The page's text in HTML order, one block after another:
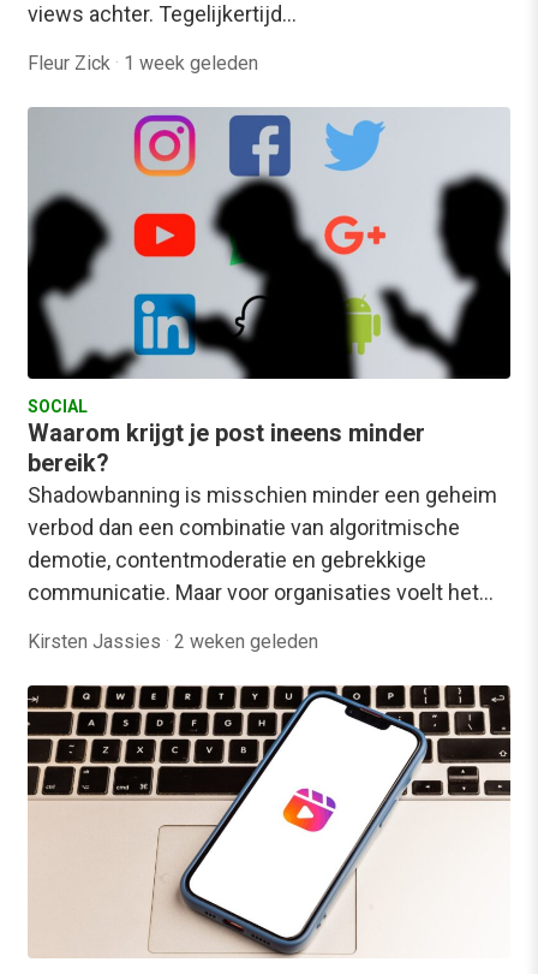
views achter. Tegelijkertijd…
Fleur Zick · 1 week geleden
SOCIAL
Waarom krijgt je post ineens minder
bereik?
Shadowbanning is misschien minder een geheim
verbod dan een combinatie van algoritmische
demotie, contentmoderatie en gebrekkige
communicatie. Maar voor organisaties voelt het…
Kirsten Jassies · 2 weken geleden